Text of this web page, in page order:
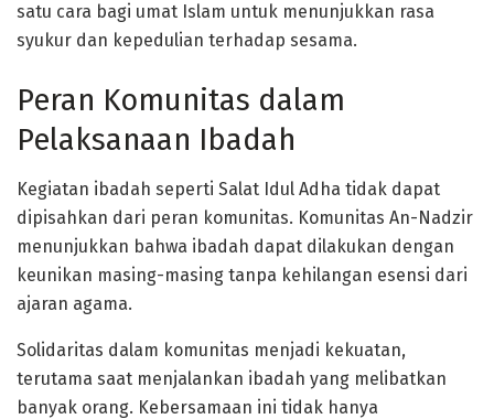
satu cara bagi umat Islam untuk menunjukkan rasa
syukur dan kepedulian terhadap sesama.
Peran Komunitas dalam
Pelaksanaan Ibadah
Kegiatan ibadah seperti Salat Idul Adha tidak dapat
dipisahkan dari peran komunitas. Komunitas An-Nadzir
menunjukkan bahwa ibadah dapat dilakukan dengan
keunikan masing-masing tanpa kehilangan esensi dari
ajaran agama.
Solidaritas dalam komunitas menjadi kekuatan,
terutama saat menjalankan ibadah yang melibatkan
banyak orang. Kebersamaan ini tidak hanya